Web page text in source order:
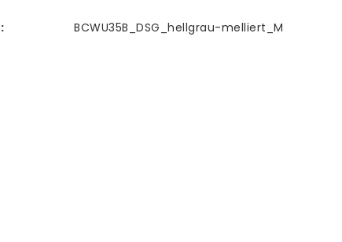
BCWU35B_DSG_hellgrau-melliert_M